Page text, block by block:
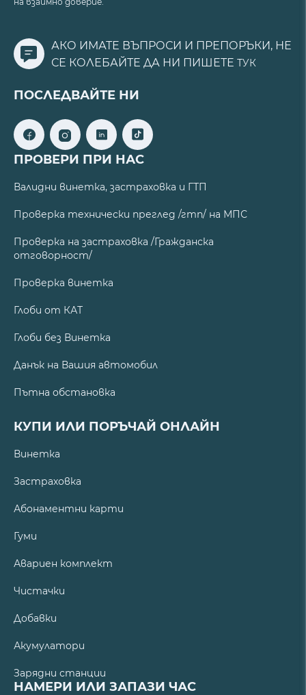
АКО ИМАТЕ ВЪПРОСИ И ПРЕПОРЪКИ, НЕ
СЕ КОЛЕБАЙТЕ ДА НИ ПИШЕТЕ ТУК
ПОСЛЕДВАЙТЕ НИ
ПРОВЕРИ ПРИ НАС
Валидни винетка, застраховка и ГТП
Проверка технически преглед /гтп/ на МПС
Проверка на застраховка /Гражданска
отговорност/
Проверка винетка
Глоби от КАТ
Глоби без Винетка
Данък на Вашия автомобил
Пътна обстановка
КУПИ ИЛИ ПОРЪЧАЙ ОНЛАЙН
Винетка
Застраховка
Абонаментни карти
Гуми
Авариен комплект
Чистачки
Добавки
Акумулатори
Зарядни станции
НАМЕРИ ИЛИ ЗАПАЗИ ЧАС